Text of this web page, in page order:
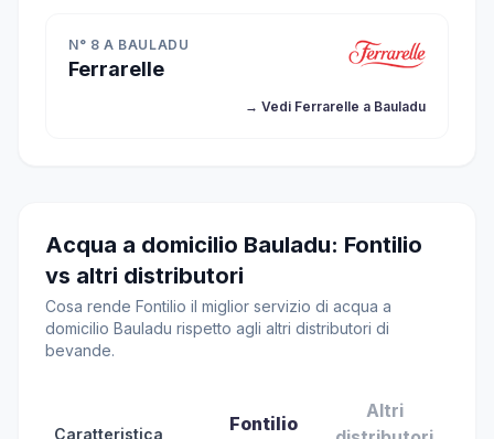
N° 8 A BAULADU
Ferrarelle
→ Vedi Ferrarelle a Bauladu
Acqua a domicilio Bauladu: Fontilio
vs altri distributori
Cosa rende Fontilio il miglior servizio di acqua a
domicilio Bauladu rispetto agli altri distributori di
bevande.
Caratteristica Fontilio
Altri